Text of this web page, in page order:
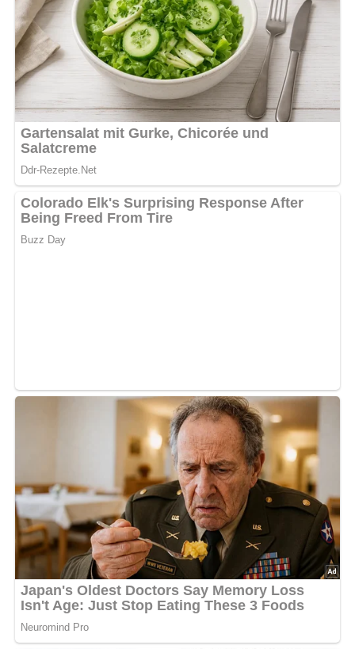
Kennst du schon unser tolles DDR-Quiz?Was weißt du
noch alles über die DDR?Teste dein Wissen jetzt!
Jetzt Sterne vergeben – Rezept
bewerten
5/5(1 Bewertung)